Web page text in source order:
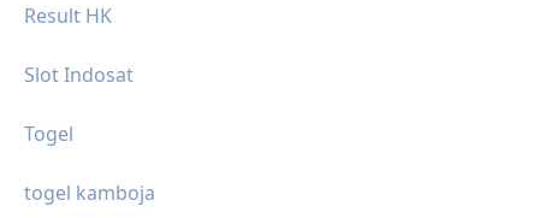
Result HK
Slot Indosat
Togel
togel kamboja